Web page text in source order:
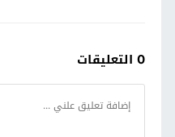
0 التعليقات